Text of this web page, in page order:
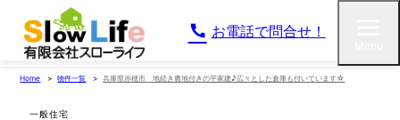
Home 物件一覧 兵庫県赤穂市 地続き農地付きの平家建♪広々とした倉庫も付いています☆
一般住宅
お電話で問合せ！